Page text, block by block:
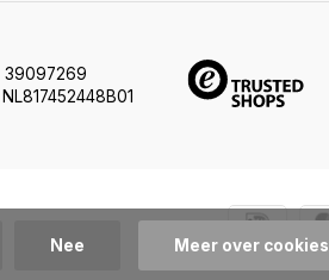
39097269
NL817452448B01
Nee Meer over